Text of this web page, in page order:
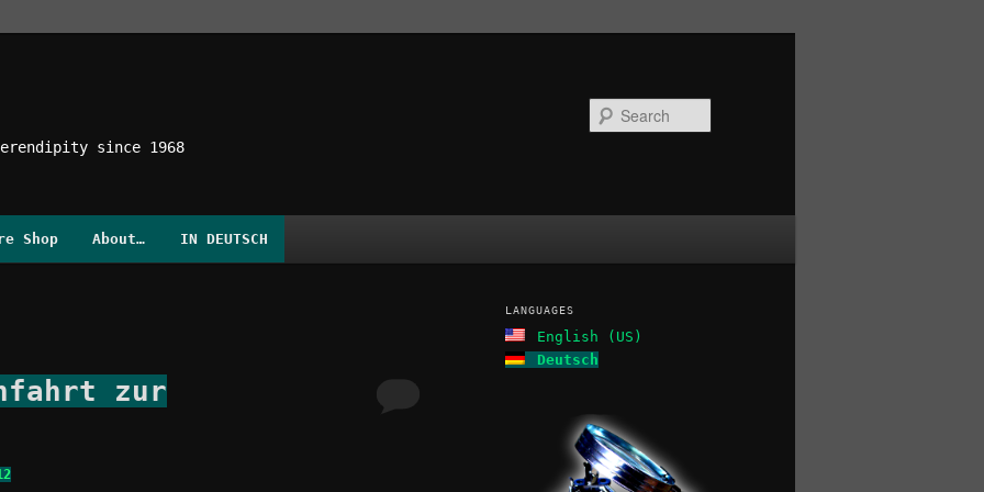
since 1968
Shop About… IN DEUTSCH
zur
LANGUAGES
English (US)
Deutsch